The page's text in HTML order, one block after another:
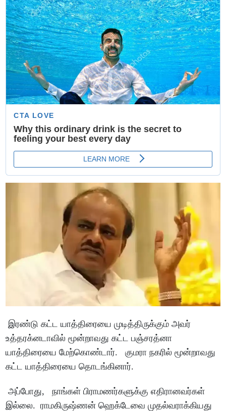
இரண்டு கட்ட யாத்திரையை முடித்திருக்கும் அவர்
உத்தரக்னடாவில் மூன்றாவது கட்ட பஞ்சரத்னா
யாத்திரையை மேற்கொண்டார். குமரா நகரில் மூன்றாவது
கட்ட யாத்திரையை தொடங்கினார்.
அப்போது, நாங்கள் பிராமணர்களுக்கு எதிரானவர்கள்
இல்லை. ராமகிருஷ்ணன் ஹெக்டேவை முதல்வராக்கியது